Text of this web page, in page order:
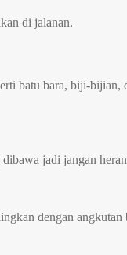
di jalanan.
batu bara, biji-bijian,
jadi jangan
dengan angkutan